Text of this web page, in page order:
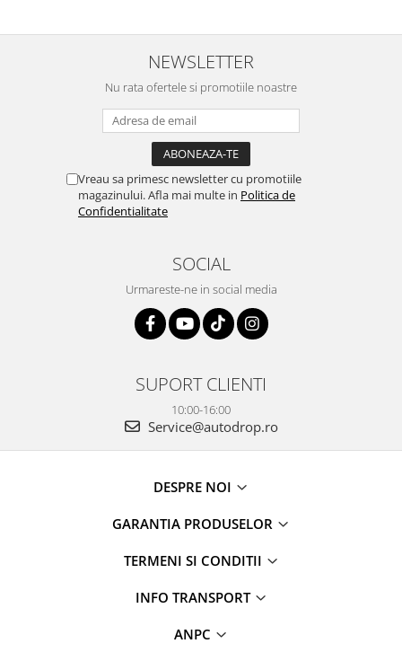
atras atentia ca nu era conectat
cablul de video de la camera
serviabili, livrare rapidă, suport
tehnic, totul impecabil, o să revin
la ei și pentru vi...
NEWSLETTER
Nu rata ofertele si promotiile noastre
Vreau sa primesc newsletter cu promotiile
magazinului. Afla mai multe in Politica de
Confidentialitate
SOCIAL
Urmareste-ne in social media
SUPORT CLIENTI
10:00-16:00
Service@autodrop.ro
DESPRE NOI
GARANTIA PRODUSELOR
TERMENI SI CONDITII
INFO TRANSPORT
ANPC